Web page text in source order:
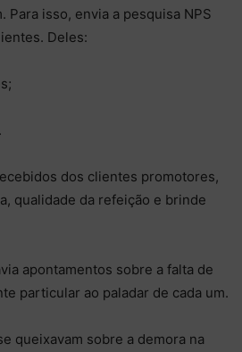
Para isso, envia a pesquisa NPS
Deles:
dos clientes promotores,
qualidade da refeição e brinde
apontamentos sobre a falta de
particular ao paladar de cada um.
queixavam sobre a demora na